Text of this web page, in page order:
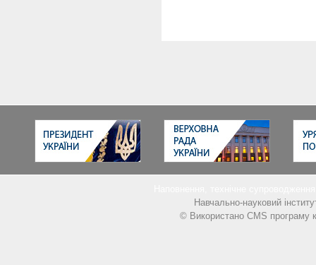
Навчально-науковий
© Використано CMS програму